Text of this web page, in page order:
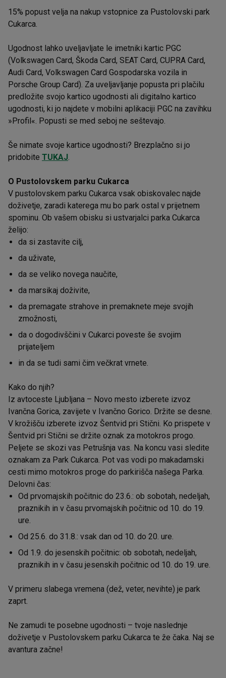
15% popust velja na nakup vstopnice za Pustolovski park
Cukarca.
Ugodnost lahko uveljavljate le imetniki kartic PGC
(Volkswagen Card, Škoda Card, SEAT Card, CUPRA Card,
Audi Card, Volkswagen Card Gospodarska vozila in
Porsche Group Card). Za uveljavljanje popusta pri plačilu
predložite svojo kartico ugodnosti ali digitalno kartico
ugodnosti, ki jo najdete v mobilni aplikaciji PGC na zavihku
»Profil«. Popusti se med seboj ne seštevajo.
Še nimate svoje kartice ugodnosti? Brezplačno si jo
pridobite TUKAJ.
O Pustolovskem parku Cukarca
V pustolovskem parku Cukarca vsak obiskovalec najde
doživetje, zaradi katerega mu bo park ostal v prijetnem
spominu. Ob vašem obisku si ustvarjalci parka Cukarca
želijo:
da si zastavite cilj,
da uživate,
da se veliko novega naučite,
da marsikaj doživite,
da premagate strahove in premaknete meje svojih
zmožnosti,
da o dogodivščini v Cukarci poveste še svojim
prijateljem
in da se tudi sami čim večkrat vrnete.
Kako do njih?
Iz avtoceste Ljubljana – Novo mesto izberete izvoz
Ivančna Gorica, zavijete v Ivančno Gorico. Držite se desne.
V krožišču izberete izvoz Šentvid pri Stični. Ko prispete v
Šentvid pri Stični se držite oznak za motokros progo.
Peljete se skozi vas Petrušnja vas. Na koncu vasi sledite
oznakam za Park Cukarca. Pot vas vodi po makadamski
cesti mimo motokros proge do parkirišča našega Parka.
Delovni čas:
Od prvomajskih počitnic do 23.6.: ob sobotah, nedeljah,
praznikih in v času prvomajskih počitnic od 10. do 19.
ure.
Od 25.6. do 31.8.: vsak dan od 10. do 20. ure.
Od 1.9. do jesenskih počitnic: ob sobotah, nedeljah,
praznikih in v času jesenskih počitnic od 10. do 19. ure.
V primeru slabega vremena (dež, veter, nevihte) je park
zaprt.
Ne zamudi te posebne ugodnosti – tvoje naslednje
doživetje v Pustolovskem parku Cukarca te že čaka. Naj se
avantura začne!